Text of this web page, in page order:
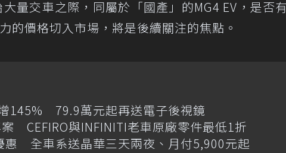
量交車之際，同屬於「國產」的MG4 EV，是否
的價格切入市場，將是後續關注的焦點。
145% 79.9萬元起再送電子後視鏡
CEFIRO與INFINITI老車原廠零件最低1折
惠 全車系送晶華三天兩夜、月付5,900元起